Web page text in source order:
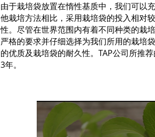
由于栽培袋放置在惰性基质中，我们可以
他栽培方法相比，采用栽培袋的投入相对
性。尽管在世界范围内有着不同种类的栽
严格的要求并仔细选择为我们所用的栽培
的优质及栽培袋的耐久性。TAP公司所推
3年。